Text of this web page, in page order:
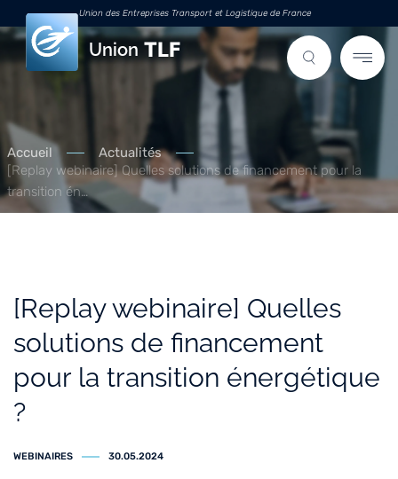
Union des Entreprises Transport et Logistique de France
Union
Accueil
Actualités
[Replay webinaire] Quelles solutions de financement pour la
transition én…
[Replay webinaire] Quelles
solutions de financement
pour la transition énergétique
?
WEBINAIRES 30.05.2024